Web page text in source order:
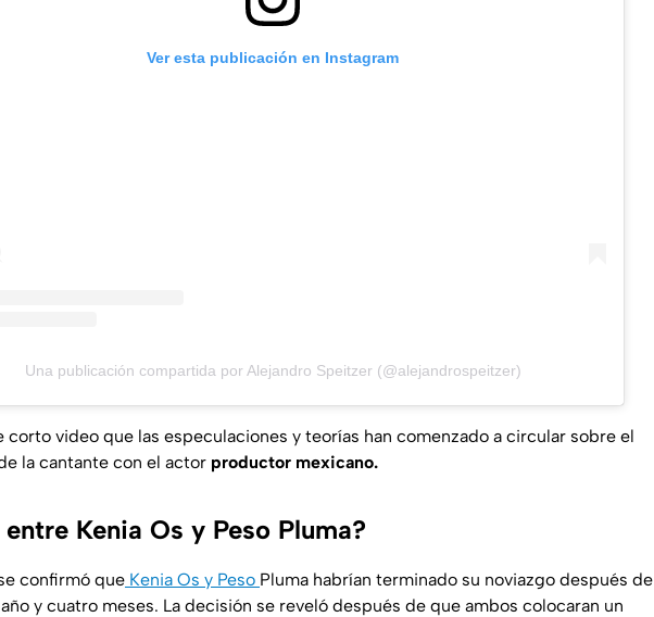
Ver esta publicación en Instagram
Una publicación compartida por Alejandro Speitzer (@alejandrospeitzer)
corto video que las especulaciones y teorías han comenzado a circular sobre el
la cantante con el actor productor mexicano.
Kenia Os y Peso Pluma?
confirmó que Kenia Os y Peso Pluma habrían terminado su noviazgo después de
y cuatro meses. La decisión se reveló después de que ambos colocaran un